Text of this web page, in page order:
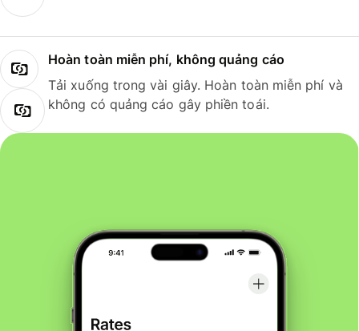
Hoàn toàn miễn phí, không quảng cáo
Tải xuống trong vài giây. Hoàn toàn miễn phí và
không có quảng cáo gây phiền toái.